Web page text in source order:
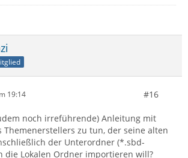
19:14 #16
noch irreführende) Anleitung mit
Themenerstellers zu tun, der seine alten
der Unterordner (*.sbd-
die Lokalen Ordner importieren will?